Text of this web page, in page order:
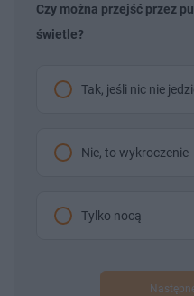
Czy można przejść przez
świetle?
Tak, jeśli nic nie
Nie, to wykroczenie
Tylko nocą